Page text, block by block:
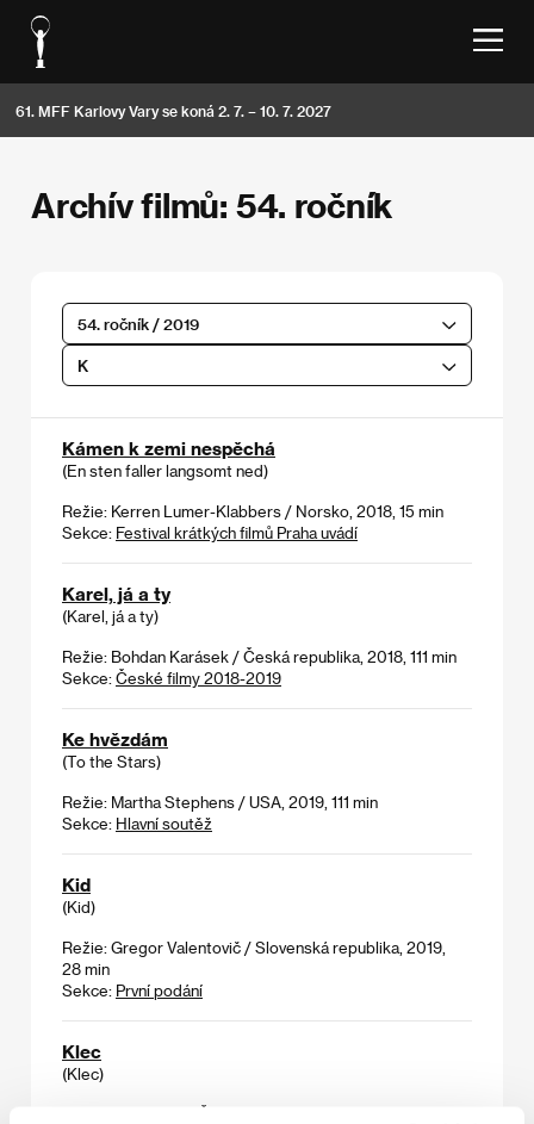
61. MFF Karlovy Vary se koná 2. 7. – 10. 7. 2027
Archív filmů: 54. ročník
54. ročník / 2019
K
Kámen k zemi nespěchá
(En sten faller langsomt ned)
Režie: Kerren Lumer-Klabbers / Norsko, 2018, 15 min
Sekce: Festival krátkých filmů Praha uvádí
Karel, já a ty
(Karel, já a ty)
Režie: Bohdan Karásek / Česká republika, 2018, 111 min
Sekce: České filmy 2018-2019
Ke hvězdám
(To the Stars)
Režie: Martha Stephens / USA, 2019, 111 min
Sekce: Hlavní soutěž
Kid
(Kid)
Režie: Gregor Valentovič / Slovenská republika, 2019,
28 min
Sekce: První podání
Klec
(Klec)
Režie: Jiří Strach / Česká republika, 2019, 87 min